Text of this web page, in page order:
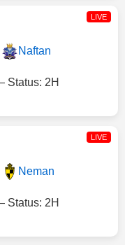
LIVE
Naftan
Status: 2H
LIVE
Neman
Status: 2H